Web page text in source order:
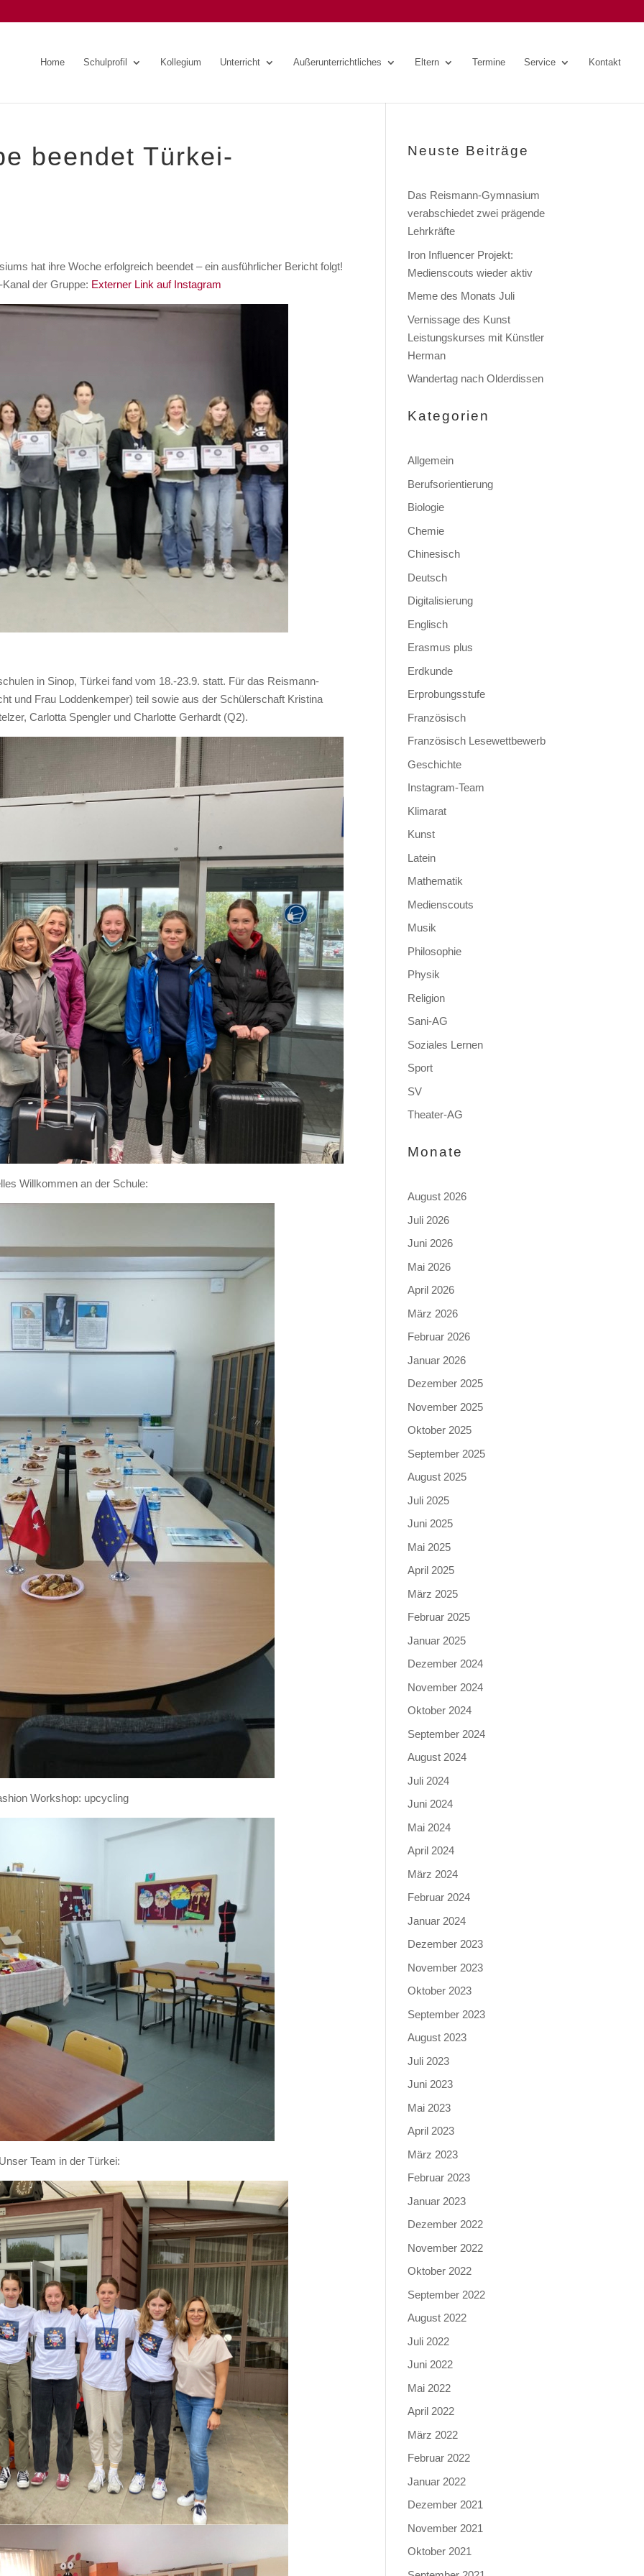
Home Schulprofil Kollegium Unterricht Außerunterrichtliches Eltern Termine Service Kontakt
beendet Türkei-
hat ihre Woche erfolgreich beendet – ein ausführlicher Bericht folgt!
der Gruppe: Externer Link auf Instagram
in Sinop, Türkei fand vom 18.-23.9. statt. Für das Reismann-
und Frau Loddenkemper) teil sowie aus der Schülerschaft Kristina
Carlotta Spengler und Charlotte Gerhardt (Q2).
Willkommen an der Schule:
Workshop: upcycling
Team in der Türkei:
Neuste Beiträge
Das Reismann-Gymnasium
verabschiedet zwei prägende
Lehrkräfte
Iron Influencer Projekt:
Medienscouts wieder aktiv
Meme des Monats Juli
Vernissage des Kunst
Leistungskurses mit Künstler
Herman
Wandertag nach Olderdissen
Kategorien
Allgemein
Berufsorientierung
Biologie
Chemie
Chinesisch
Deutsch
Digitalisierung
Englisch
Erasmus plus
Erdkunde
Erprobungsstufe
Französisch
Französisch Lesewettbewerb
Geschichte
Instagram-Team
Klimarat
Kunst
Latein
Mathematik
Medienscouts
Musik
Philosophie
Physik
Religion
Sani-AG
Soziales Lernen
Sport
SV
Theater-AG
Monate
August 2026
Juli 2026
Juni 2026
Mai 2026
April 2026
März 2026
Februar 2026
Januar 2026
Dezember 2025
November 2025
Oktober 2025
September 2025
August 2025
Juli 2025
Juni 2025
Mai 2025
April 2025
März 2025
Februar 2025
Januar 2025
Dezember 2024
November 2024
Oktober 2024
September 2024
August 2024
Juli 2024
Juni 2024
Mai 2024
April 2024
März 2024
Februar 2024
Januar 2024
Dezember 2023
November 2023
Oktober 2023
September 2023
August 2023
Juli 2023
Juni 2023
Mai 2023
April 2023
März 2023
Februar 2023
Januar 2023
Dezember 2022
November 2022
Oktober 2022
September 2022
August 2022
Juli 2022
Juni 2022
Mai 2022
April 2022
März 2022
Februar 2022
Januar 2022
Dezember 2021
November 2021
Oktober 2021